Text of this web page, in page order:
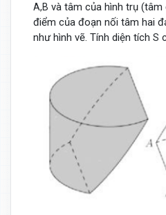
A,B và tâm của hình trụ (tâm
điểm của đoạn nối tâm hai
như hình vẽ. Tính diện tích S